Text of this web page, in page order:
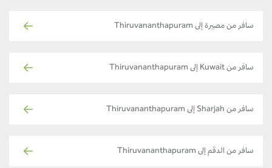
سافر من مصيرة إلى Thiruvananthapuram
سافر من Kuwait إلى Thiruvananthapuram
سافر من Sharjah إلى Thiruvananthapuram
سافر من الدقم إلى Thiruvananthapuram